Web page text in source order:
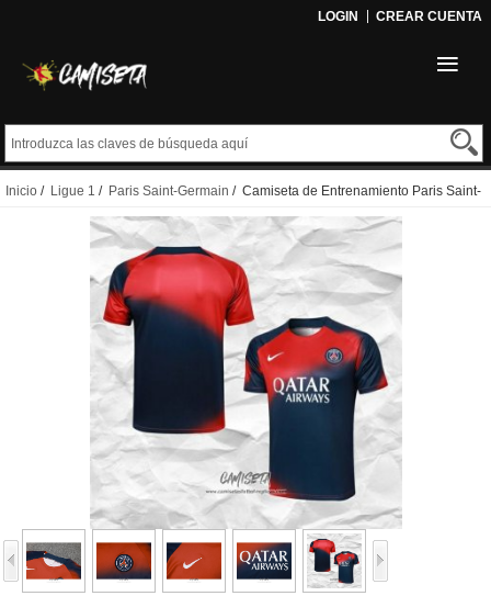
LOGIN CREAR CUENTA
Inicio / Ligue 1 / Paris Saint-Germain / Camiseta de Entrenamiento Paris Saint-
Germain 2023-2024 Rojo y Azul